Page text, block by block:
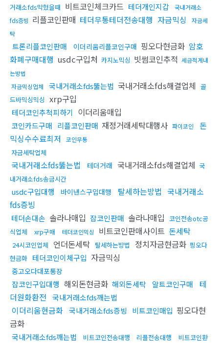
거래소fds막혔을때 비트코인체크카드 테더개인지갑
국내거래소
fds증빙 리플코인판매 테더무통테더전송대행 자금믹싱
자금세
탁
트론리플코인판매 이더리움리플코인구매 핑오다현금화 암호
화폐구매대행 usdc구입처 카지노믹싱 빗썸코인추적 세금적게내
는방법
자금믹싱업체
국내거래소fds뚫는법 국내거래소fds해결업체 골
드바믹싱믹싱 xrp구입
테더코인추척피하기 이더리움매입
코인카드구매 리플코인판매 재정거래세탁대행사 파이코인
돈
믹싱수수료최저
코인무통
자금세탁업체
국내거래소fds뚫는법 테더거래 국내거래소fds해결업체 국
내거래소fds송금시간
usdc구입대행 바이낸스구입대행 탈세하는방법 국내거래소
fds증빙
테더손대손 솔라나매입 잡코인판매 솔라나매입 코인전송otc공
식업체
xrp구매 테더코인믹싱 비트코인판매사이트 돈세탁
24시코인업체 언더돈세탁 탈세하는방법 정치자금현금화 핑오다
현금화 테더코인이체구입 자금믹싱
중고오다대포통장
잡코인구입대행 해외돈현금화 해외돈세탁 알트코인구매
테
더원화환전
국내거래소fds깨는법
이더리움현금화 국내거래소fds증빙 비트코인매입 핑오다현
금화
국내거래소fds깨는법 비트코인전송대행 리플전송대행
비트코인환